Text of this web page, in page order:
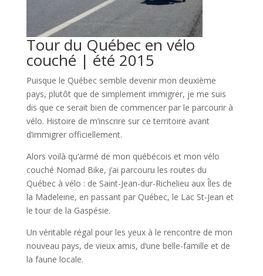
Tour du Québec en vélo
couché | été 2015
Puisque le Québec semble devenir mon deuxième
pays, plutôt que de simplement immigrer, je me suis
dis que ce serait bien de commencer par le parcourir à
vélo. Histoire de m’inscrire sur ce territoire avant
d’immigrer officiellement.
Alors voilà qu’armé de mon québécois et mon vélo
couché Nomad Bike, j’ai parcouru les routes du
Québec à vélo : de Saint-Jean-dur-Richelieu aux Îles de
la Madeleine, en passant par Québec, le Lac St-Jean et
le tour de la Gaspésie.
Un véritable régal pour les yeux à le rencontre de mon
nouveau pays, de vieux amis, d’une belle-famille et de
la faune locale.